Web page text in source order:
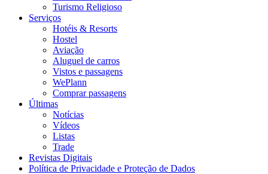
Turismo Religioso
Serviços
Hotéis & Resorts
Hostel
Aviação
Aluguel de carros
Vistos e passagens
WePlann
Comprar passagens
Últimas
Notícias
Vídeos
Listas
Trade
Revistas Digitais
Política de Privacidade e Proteção de Dados